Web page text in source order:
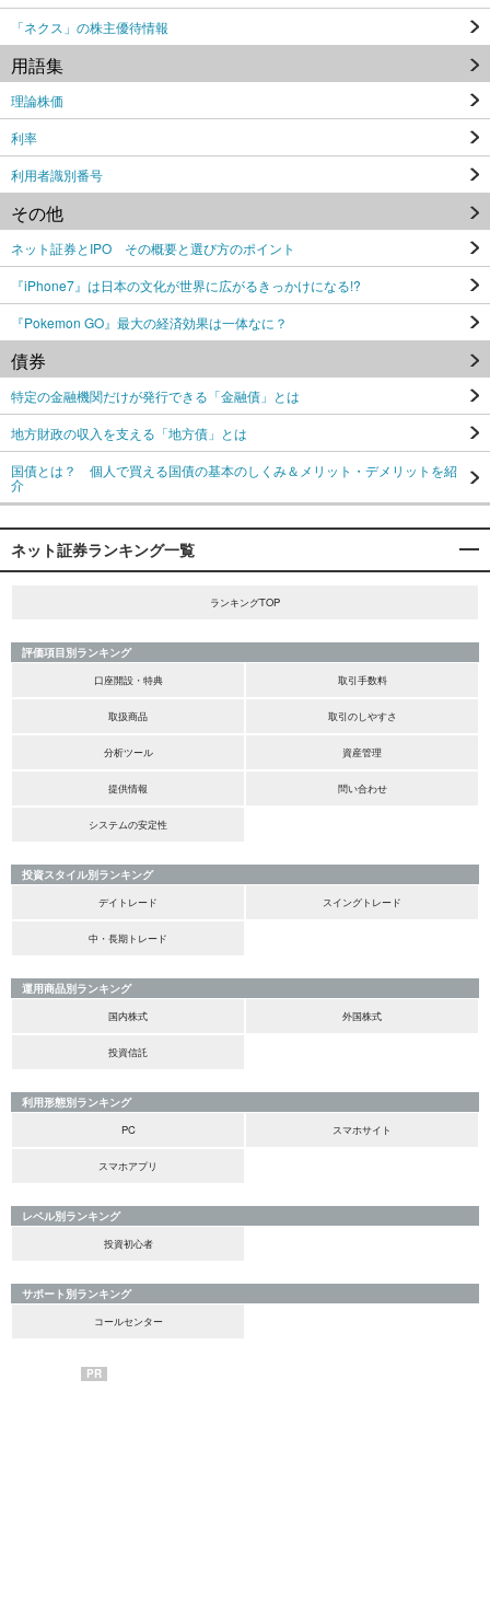
「ネクス」の株主優待情報
用語集
理論株価
利率
利用者識別番号
その他
ネット証券とIPO その概要と選び方のポイント
『iPhone7』は日本の文化が世界に広がるきっかけになる!?
『Pokemon GO』最大の経済効果は一体なに？
債券
特定の金融機関だけが発行できる「金融債」とは
地方財政の収入を支える「地方債」とは
国債とは？ 個人で買える国債の基本のしくみ＆メリット・デメリットを紹
介
ネット証券ランキング一覧
ランキングTOP
評価項目別ランキング
口座開設・特典
取引手数料
取扱商品 取引のしやすさ
分析ツール 資産管理
提供情報 問い合わせ
システムの安定性
投資スタイル別ランキング
デイトレード
スイングトレード
中・長期トレード
運用商品別ランキング
国内株式
外国株式
投資信託
利用形態別ランキング
PC
スマホサイト
スマホアプリ
レベル別ランキング
投資初心者
サポート別ランキング
コールセンター
PR